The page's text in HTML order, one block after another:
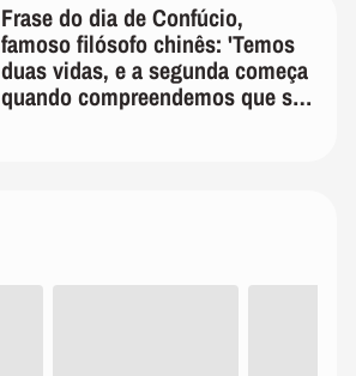
Frase do dia de Confúcio,
famoso filósofo chinês: 'Temos
duas vidas, e a segunda começa
quando compreendemos que só